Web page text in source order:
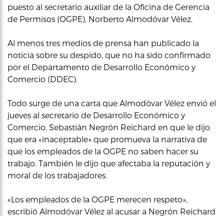
puesto al secretario auxiliar de la Oficina de Gerencia
de Permisos (OGPE), Norberto Almodóvar Vélez.
Al menos tres medios de prensa han publicado la
noticia sobre su despido, que no ha sido confirmado
por el Departamento de Desarrollo Económico y
Comercio (DDEC).
Todo surge de una carta que Almodóvar Vélez envió el
jueves al secretario de Desarrollo Económico y
Comercio, Sebastián Negrón Reichard en que le dijo
que era «inaceptable» que promueva la narrativa de
que los empleados de la OGPE no saben hacer su
trabajo. También le dijo que afectaba la reputación y
moral de los trabajadores.
«Los empleados de la OGPE merecen respeto»,
escribió Almodóvar Vélez al acusar a Negrón Reichard